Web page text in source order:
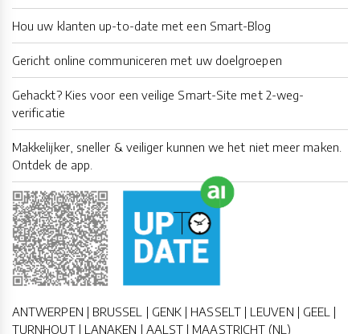
Hou uw klanten up-to-date met een Smart-Blog
Gericht online communiceren met uw doelgroepen
Gehackt? Kies voor een veilige Smart-Site met 2-weg-
verificatie
Makkelijker, sneller & veiliger kunnen we het niet meer maken.
Ontdek de app.
ANTWERPEN | BRUSSEL | GENK | HASSELT | LEUVEN | GEEL |
TURNHOUT | LANAKEN | AALST | MAASTRICHT (NL)